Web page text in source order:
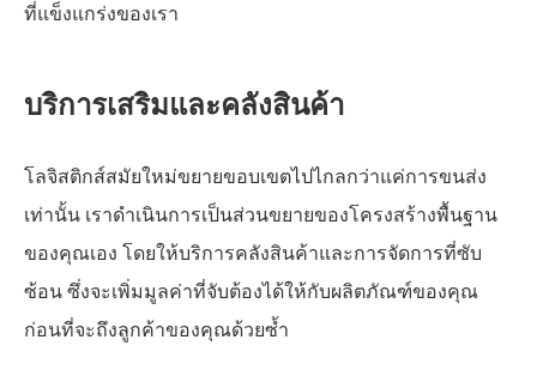
ที่แข็งแกร่งของเรา
บริการเสริมและคลังสินค้า
โลจิสติกส์สมัยใหม่ขยายขอบเขตไปไกลกว่าแค่การขนส่ง
เท่านั้น เราดำเนินการเป็นส่วนขยายของโครงสร้างพื้นฐาน
ของคุณเอง โดยให้บริการคลังสินค้าและการจัดการที่ซับ
ซ้อน ซึ่งจะเพิ่มมูลค่าที่จับต้องได้ให้กับผลิตภัณฑ์ของคุณ
ก่อนที่จะถึงลูกค้าของคุณด้วยซ้ำ